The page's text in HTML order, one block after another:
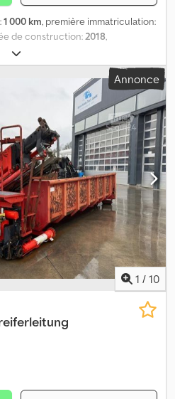
1 000 km, première immatriculation:
de construction:2018,
Fassi Modèle : F245A.2.25 E-Dynamic
État : Bon Numéro de série :
: 24 Commande à distance : ?
hydrauliques : 5 (14,35 m / 1225
Annonce
1 / 10